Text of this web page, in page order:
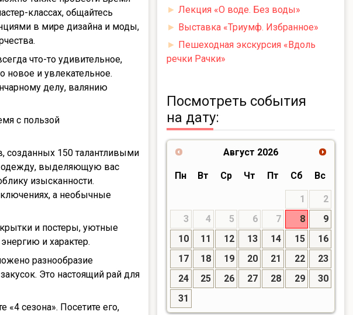
классах, общайтесь
в мире дизайна и моды,
что-то удивительное,
новое и увлекательное.
делу, валянию
с пользой
созданных 150 талантливыми
одежду, выделяющую вас
изысканности.
а необычные
и постеры, уютные
и характер.
разнообразие
Это настоящий рай для
«4 сезона». Посетите его,
► Лекция «О воде. Без воды»
► Выставка «Триумф. Избранное»
► Пешеходная экскурсия «Вдоль
речки Рачки»
Посмотреть события
на дату:
Август 2026
Пн Вт Ср Чт Пт Сб Вс
1
2
3
4 5 6 7 8
9
10
11 12 13 14 15
16
17
18 19 20 21 22
23
24
25 26 27 28 29
30
31